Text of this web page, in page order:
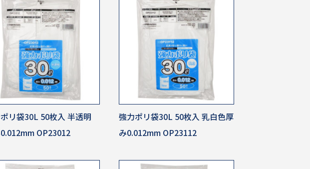
リ袋30L 50枚入 半透明
OP23012
強力ポリ袋30L 50枚入 乳白色厚
み0.012mm OP23112